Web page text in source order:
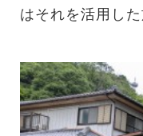
はそれを活用し